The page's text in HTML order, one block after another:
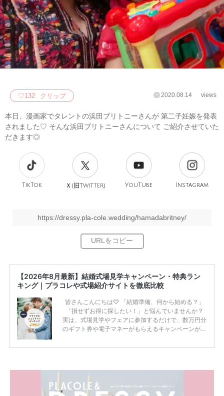
♡132 クリップ 2020.08.14 views
本日、漫画家でタレントの浜田ブリトニーさんが 第二子妊娠を発表
されました♡ そんな浜田ブリトニーさんについて ご紹介させていた
だきます◎
TikTok Ｘ(旧Twitter) YouTube Instagram
https://dressy.pla-cole.wedding/hamadabritney/
【2026年8月最新】結婚式場見学キャンペーン・特典ラン
キング｜プラコレや式場紹介サイトを徹底比較
皆さんこんにちは♡ 「結婚準備、何から始める？」
「損せずお得に探したい！」と悩んでいませんか？
実は、式場見学やフェアに参加するだけで、数万円分
のギフト券や電子マネーがもらえるキャンペーンがあ
ため、比較せずに選ぶと損をしてしまうことも……。
内容：特典金額・条件・応募方法・注意点 「どこが
一番お得？」「プラコレの特典は？」といった疑問も